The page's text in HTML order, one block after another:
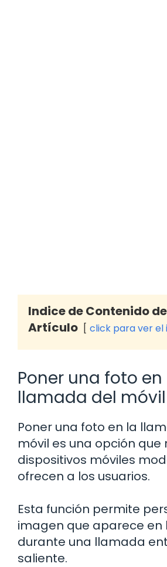
Indice de Contenido
Artículo
click para ver el
Poner una foto en
llamada del móvil
Poner una foto en la
móvil es una opción que
dispositivos móviles
ofrecen a los usuarios.
Esta función permite
imagen que aparece en
durante una llamada
saliente.